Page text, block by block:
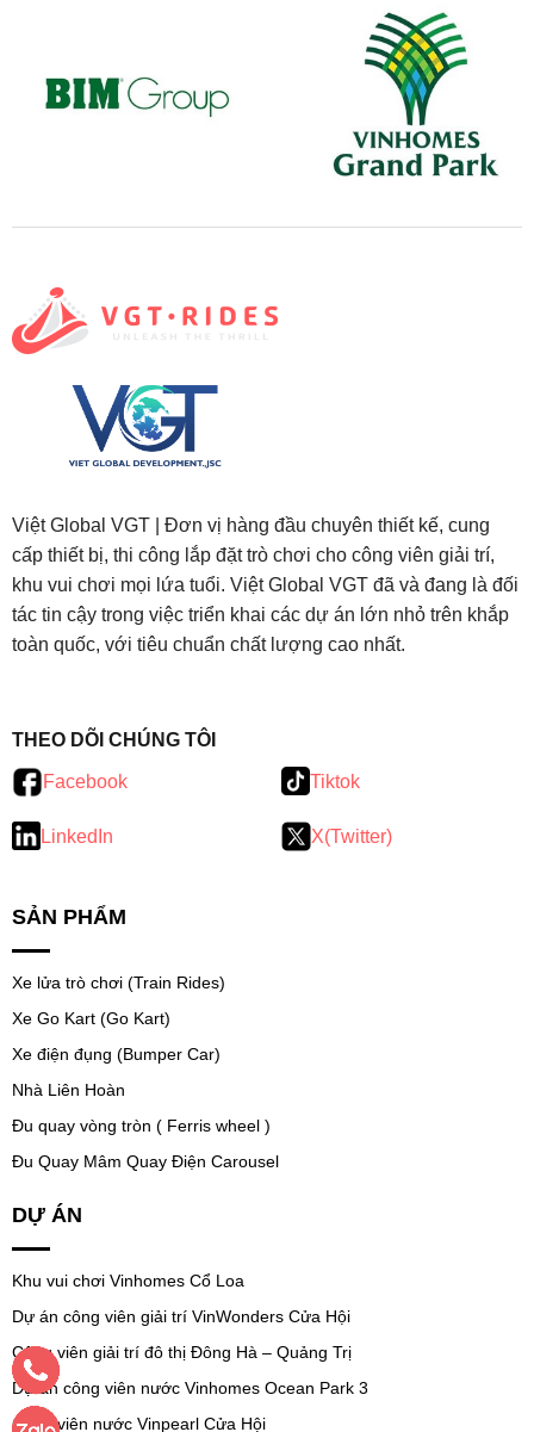
Việt Global VGT | Đơn vị hàng đầu chuyên thiết kế, cung
cấp thiết bị, thi công lắp đặt trò chơi cho công viên giải trí,
khu vui chơi mọi lứa tuổi. Việt Global VGT đã và đang là đối
tác tin cậy trong việc triển khai các dự án lớn nhỏ trên khắp
toàn quốc, với tiêu chuẩn chất lượng cao nhất.
THEO DÕI CHÚNG TÔI
Facebook Tiktok
LinkedIn X(Twitter)
SẢN PHẨM
Xe lửa trò chơi (Train Rides)
Xe Go Kart (Go Kart)
Xe điện đụng (Bumper Car)
Nhà Liên Hoàn
Đu quay vòng tròn ( Ferris wheel )
Đu Quay Mâm Quay Điện Carousel
DỰ ÁN
Khu vui chơi Vinhomes Cổ Loa
Dự án công viên giải trí VinWonders Cửa Hội
Công viên giải trí đô thị Đông Hà – Quảng Trị
Dự án công viên nước Vinhomes Ocean Park 3
Công viên nước Vinpearl Cửa Hội